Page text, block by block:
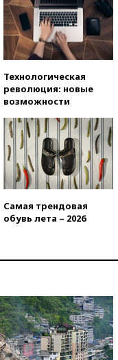
Технологическая
революция: новые
возможности
Самая трендовая
обувь лета – 2026